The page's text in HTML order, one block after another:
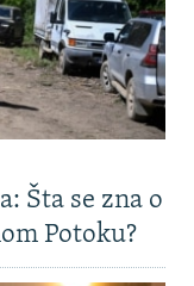
Šta se zna o
Potoku?